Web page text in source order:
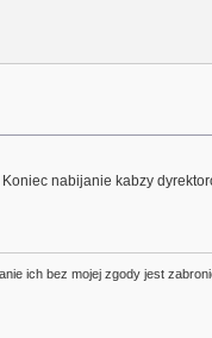
nabijanie kabzy
ich bez mojej zgody jest